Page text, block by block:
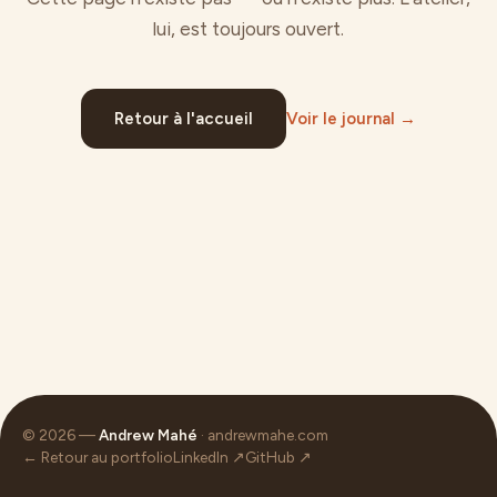
lui, est toujours ouvert.
Retour à l'accueil Voir le journal →
© 2026 —Andrew Mahé · andrewmahe.com
← Retour au portfolioLinkedIn ↗GitHub ↗